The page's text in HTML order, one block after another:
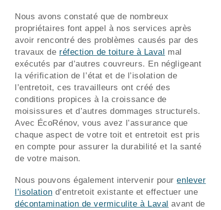
Nous avons constaté que de nombreux
propriétaires font appel à nos services après
avoir rencontré des problèmes causés par des
travaux de réfection de toiture à Laval mal
exécutés par d’autres couvreurs. En négligeant
la vérification de l’état et de l’isolation de
l’entretoit, ces travailleurs ont créé des
conditions propices à la croissance de
moisissures et d’autres dommages structurels.
Avec ÉcoRénov, vous avez l’assurance que
chaque aspect de votre toit et entretoit est pris
en compte pour assurer la durabilité et la santé
de votre maison.
Nous pouvons également intervenir pourenlever
l’isolation d’entretoit existante et effectuer une
décontamination de vermiculite à Laval avant de